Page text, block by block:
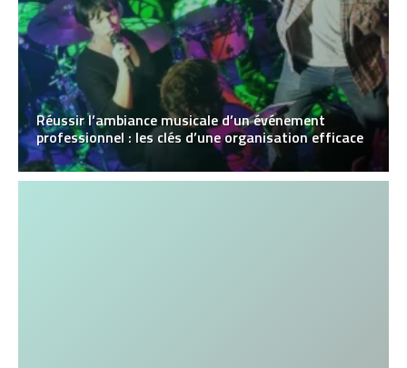
Réussir l’ambiance musicale d’un événement
professionnel : les clés d’une organisation efficace